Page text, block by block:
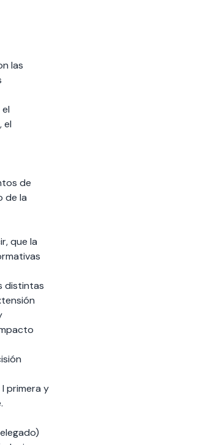
las
el
de
de la
que la
distintas
primera y